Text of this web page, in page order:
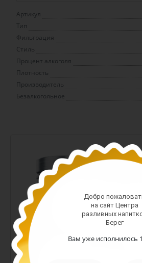
Артикул
Тип
Фильтрация
Стиль
Процент алкоголя
Плотность
Производитель
Безалкогольное
Добро
на сайт Центра
разливных
Берег
Вам уже исполнилось